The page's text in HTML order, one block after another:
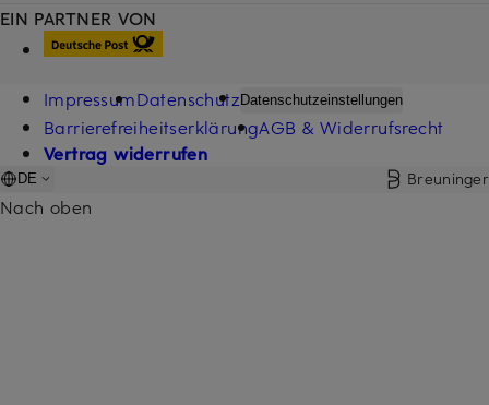
EIN PARTNER VON
ImpressumDatenschutz Datenschutzeinstellungen
BarrierefreiheitserklärungAGB & Widerrufsrecht
Vertrag widerrufen
DE Breuninger
Nach oben